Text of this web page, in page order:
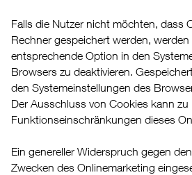
Falls die Nutzer nicht möchten, dass
Rechner gespeichert werden,
entsprechende Option in den
Browsers zu deaktivieren.
den Systemeinstellungen des
Der Ausschluss von Cookies kann zu
Funktionseinschränkungen dieses
Ein genereller Widerspruch gegen
Zwecken des Onlinemarketing